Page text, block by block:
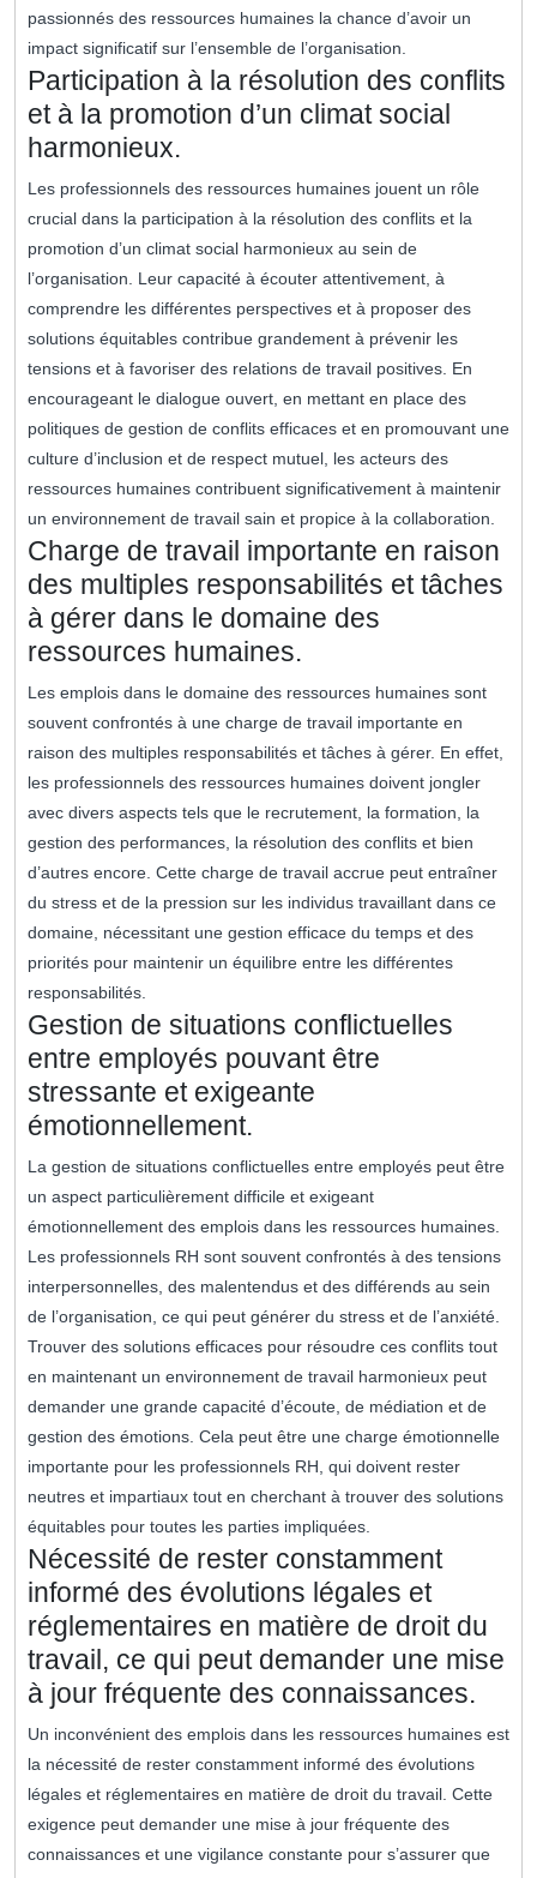
passionnés des ressources humaines la chance d’avoir un
impact significatif sur l’ensemble de l’organisation.
Participation à la résolution des conflits
et à la promotion d’un climat social
harmonieux.
Les professionnels des ressources humaines jouent un rôle
crucial dans la participation à la résolution des conflits et la
promotion d’un climat social harmonieux au sein de
l’organisation. Leur capacité à écouter attentivement, à
comprendre les différentes perspectives et à proposer des
solutions équitables contribue grandement à prévenir les
tensions et à favoriser des relations de travail positives. En
encourageant le dialogue ouvert, en mettant en place des
politiques de gestion de conflits efficaces et en promouvant une
culture d’inclusion et de respect mutuel, les acteurs des
ressources humaines contribuent significativement à maintenir
un environnement de travail sain et propice à la collaboration.
Charge de travail importante en raison
des multiples responsabilités et tâches
à gérer dans le domaine des
ressources humaines.
Les emplois dans le domaine des ressources humaines sont
souvent confrontés à une charge de travail importante en
raison des multiples responsabilités et tâches à gérer. En effet,
les professionnels des ressources humaines doivent jongler
avec divers aspects tels que le recrutement, la formation, la
gestion des performances, la résolution des conflits et bien
d’autres encore. Cette charge de travail accrue peut entraîner
du stress et de la pression sur les individus travaillant dans ce
domaine, nécessitant une gestion efficace du temps et des
priorités pour maintenir un équilibre entre les différentes
responsabilités.
Gestion de situations conflictuelles
entre employés pouvant être
stressante et exigeante
émotionnellement.
La gestion de situations conflictuelles entre employés peut être
un aspect particulièrement difficile et exigeant
émotionnellement des emplois dans les ressources humaines.
Les professionnels RH sont souvent confrontés à des tensions
interpersonnelles, des malentendus et des différends au sein
de l’organisation, ce qui peut générer du stress et de l’anxiété.
Trouver des solutions efficaces pour résoudre ces conflits tout
en maintenant un environnement de travail harmonieux peut
demander une grande capacité d’écoute, de médiation et de
gestion des émotions. Cela peut être une charge émotionnelle
importante pour les professionnels RH, qui doivent rester
neutres et impartiaux tout en cherchant à trouver des solutions
équitables pour toutes les parties impliquées.
Nécessité de rester constamment
informé des évolutions légales et
réglementaires en matière de droit du
travail, ce qui peut demander une mise
à jour fréquente des connaissances.
Un inconvénient des emplois dans les ressources humaines est
la nécessité de rester constamment informé des évolutions
légales et réglementaires en matière de droit du travail. Cette
exigence peut demander une mise à jour fréquente des
connaissances et une vigilance constante pour s’assurer que